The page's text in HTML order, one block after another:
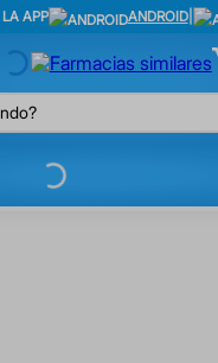
LA APP ANDROID|